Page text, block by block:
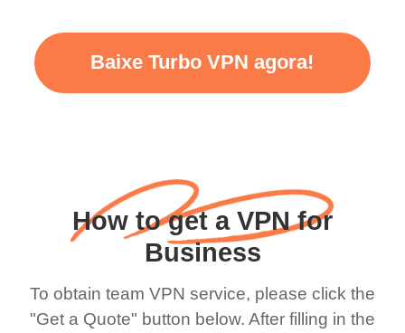
Baixe Turbo VPN agora!
How to get a VPN for
Business
To obtain team VPN service, please click the
"Get a Quote" button below. After filling in the